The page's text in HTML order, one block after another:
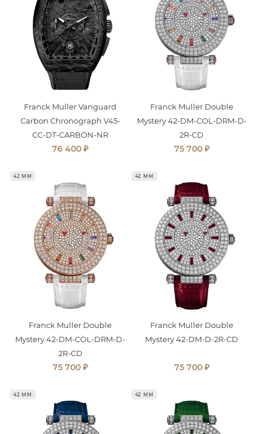
Franck Muller Vanguard
Carbon Chronograph V45-
CC-DT-CARBON-NR
76 400 ₽
Franck Muller Double
Mystery 42-DM-COL-DRM-D-
2R-CD
75 700 ₽
42 ММ
Franck Muller Double
Mystery 42-DM-COL-DRM-D-
2R-CD
75 700 ₽
42 ММ
Franck Muller Double
Mystery 42-DM-D-2R-CD
75 700 ₽
42 ММ 42 ММ